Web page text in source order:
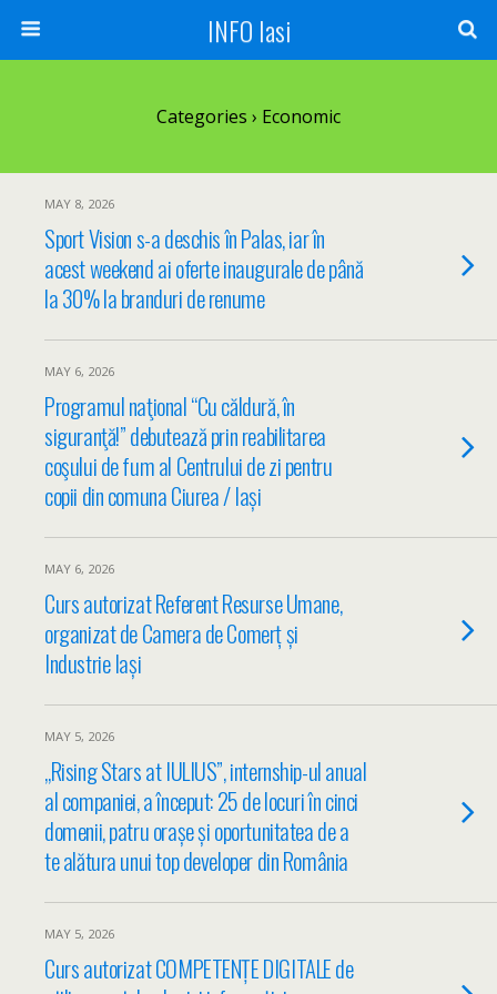
INFO Iasi
Categories › Economic
MAY 8, 2026
Sport Vision s-a deschis în Palas, iar în
acest weekend ai oferte inaugurale de până
la 30% la branduri de renume
MAY 6, 2026
Programul naţional “Cu căldură, în
siguranţă!” debutează prin reabilitarea
coşului de fum al Centrului de zi pentru
copii din comuna Ciurea / Iași
MAY 6, 2026
Curs autorizat Referent Resurse Umane,
organizat de Camera de Comerț și
Industrie Iași
MAY 5, 2026
„Rising Stars at IULIUS”, internship-ul anual
al companiei, a început: 25 de locuri în cinci
domenii, patru orașe și oportunitatea de a
te alătura unui top developer din România
MAY 5, 2026
Curs autorizat COMPETENȚE DIGITALE de